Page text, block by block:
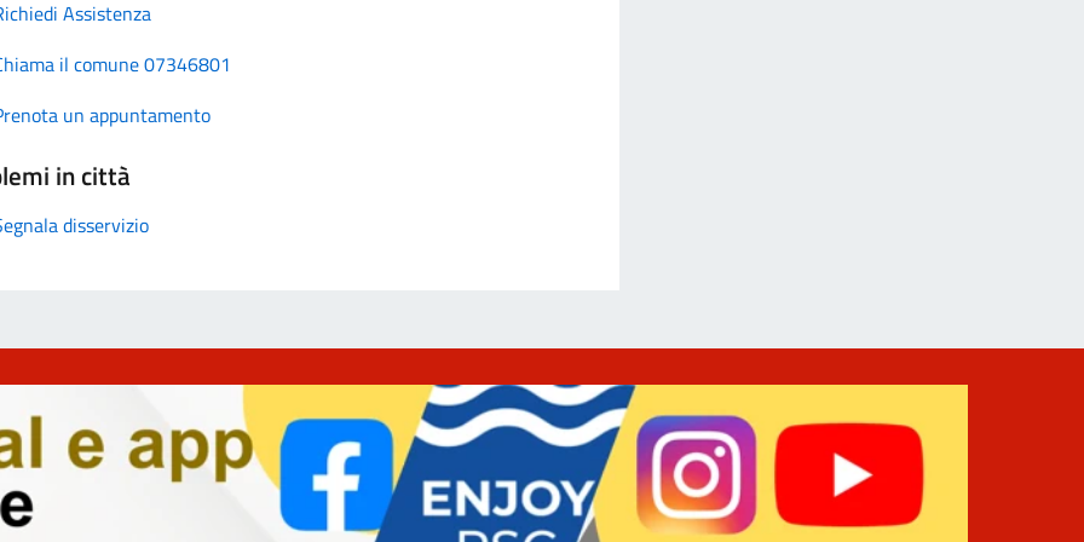
Assistenza
il comune 07346801
un appuntamento
in città
disservizio